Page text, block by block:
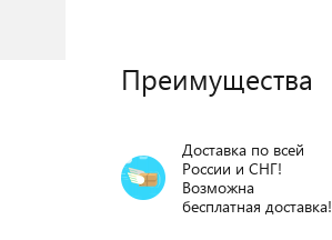
Преимущества
Доставка по всей
России и СНГ!
Возможна
бесплатная доставка!